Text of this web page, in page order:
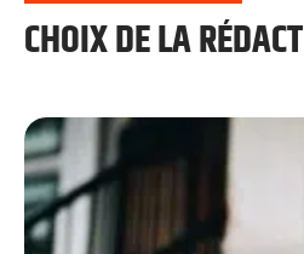
CHOIX DE LA